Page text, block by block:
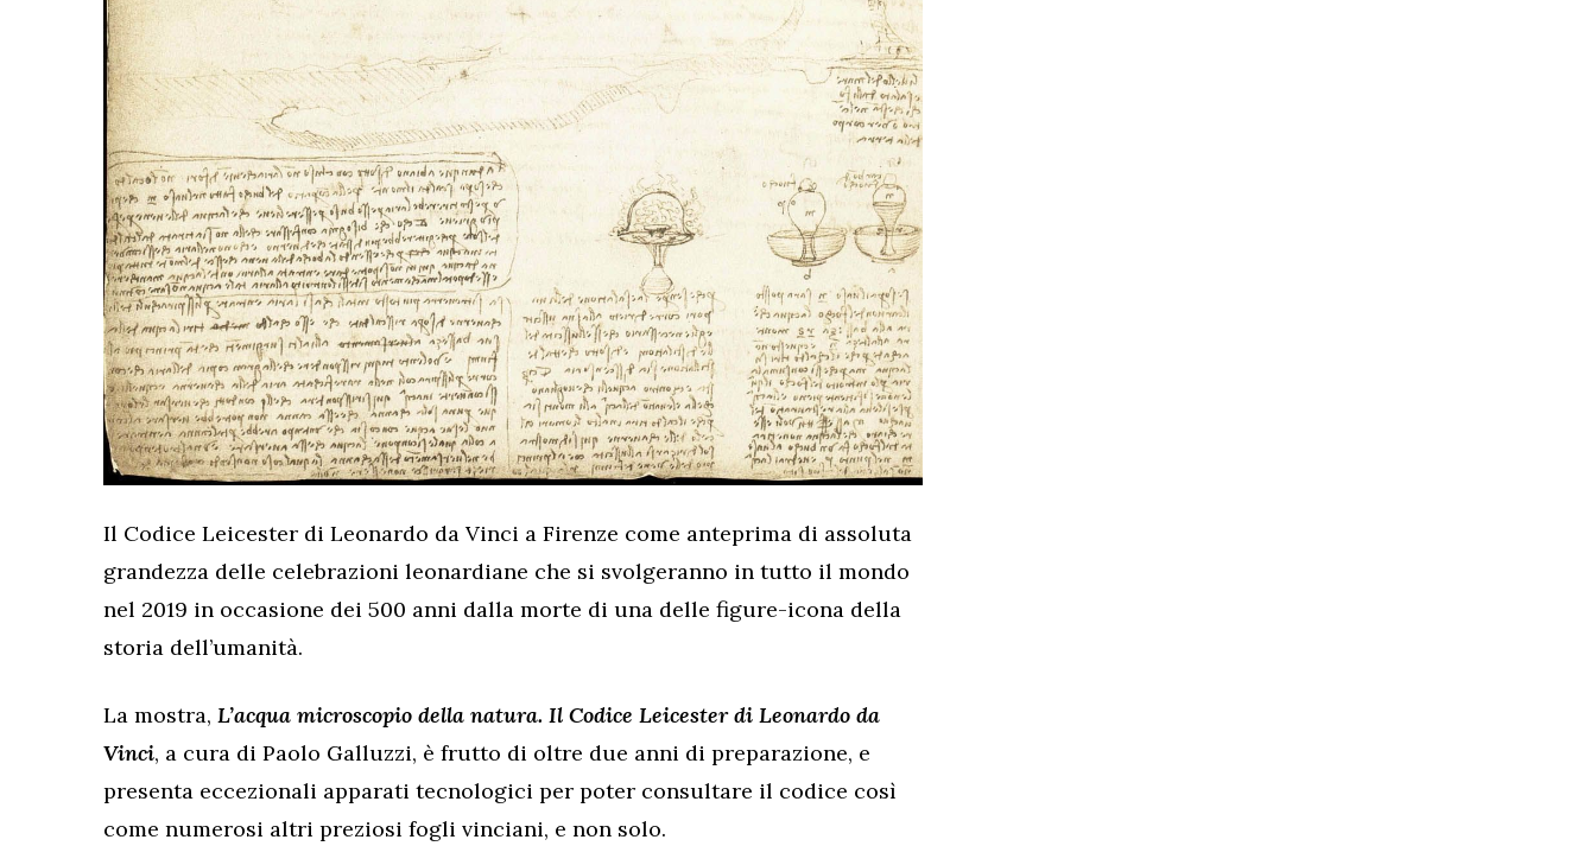
Il Codice Leicester di Leonardo da Vinci a Firenze come anteprima di assoluta
grandezza delle celebrazioni leonardiane che si svolgeranno in tutto il mondo
nel 2019 in occasione dei 500 anni dalla morte di una delle figure-icona della
storia dell’umanità.
La mostra, L’acqua microscopio della natura. Il Codice Leicester di Leonardo da
Vinci, a cura di Paolo Galluzzi, è frutto di oltre due anni di preparazione, e
presenta eccezionali apparati tecnologici per poter consultare il codice così
come numerosi altri preziosi fogli vinciani, e non solo.